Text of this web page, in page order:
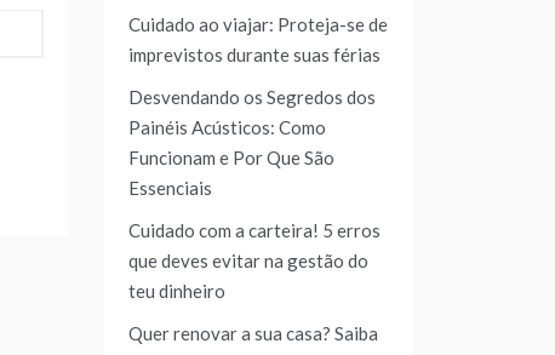
Cuidado ao viajar: Proteja-se de
imprevistos durante suas férias
Desvendando os Segredos dos
Painéis Acústicos: Como
Funcionam e Por Que São
Essenciais
Cuidado com a carteira! 5 erros
que deves evitar na gestão do
teu dinheiro
Quer renovar a sua casa? Saiba